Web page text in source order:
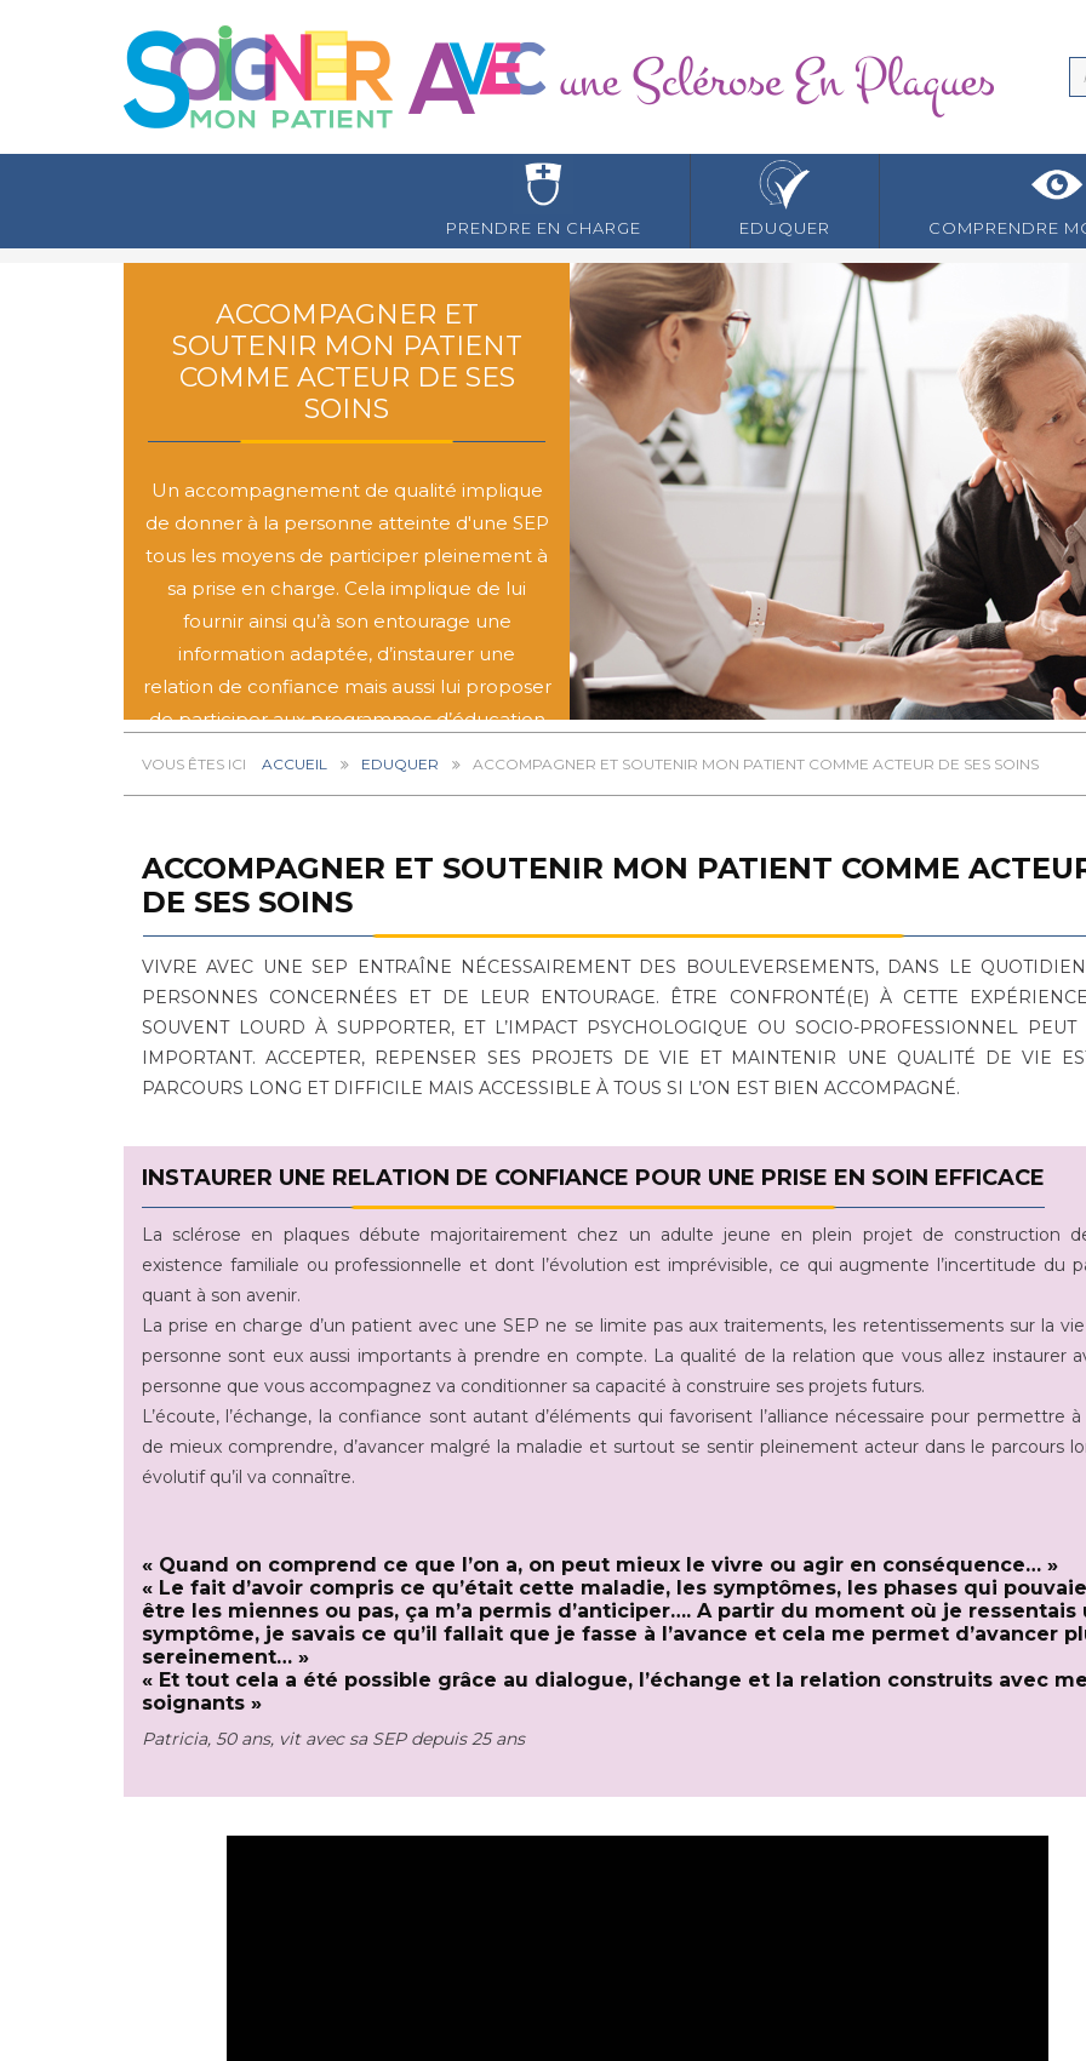
PRENDRE EN CHARGE EDUQUER COMPRENDRE
ACCOMPAGNER ET
SOUTENIR MON PATIENT
COMME ACTEUR DE SES
SOINS
Un accompagnement de qualité implique
de donner à la personne atteinte d'une SEP
tous les moyens de participer pleinement à
sa prise en charge. Cela implique de lui
fournir ainsi qu’à son entourage une
information adaptée, d’instaurer une
relation de confiance mais aussi lui proposer
de participer aux programmes d’éducation
ACCUEIL EDUQUER ACCOMPAGNER ET SOUTENIR MON PATIENT COMME ACTEUR DE SES SOINS
ACCOMPAGNER ET SOUTENIR MON PATIENT COMME
DE SES SOINS
VIVRE AVEC UNE SEP ENTRAÎNE NÉCESSAIREMENT DES BOULEVERSEMENTS, DANS LE
PERSONNES CONCERNÉES ET DE LEUR ENTOURAGE. ÊTRE CONFRONTÉ(E) À CETTE
SOUVENT LOURD À SUPPORTER, ET L’IMPACT PSYCHOLOGIQUE OU SOCIO-PROFESSIONNEL PEUT
IMPORTANT. ACCEPTER, REPENSER SES PROJETS DE VIE ET MAINTENIR UNE QUALITÉ DE VIE
PARCOURS LONG ET DIFFICILE MAIS ACCESSIBLE À TOUS SI L’ON EST BIEN ACCOMPAGNÉ.
INSTAURER UNE RELATION DE CONFIANCE POUR UNE PRISE EN SOIN EFFICACE
La sclérose en plaques débute majoritairement chez un adulte jeune en plein projet de construction
existence familiale ou professionnelle et dont l’évolution est imprévisible, ce qui augmente l’incertitude du
quant à son avenir.
La prise en charge d’un patient avec une SEP ne se limite pas aux traitements, les retentissements sur la
personne sont eux aussi importants à prendre en compte. La qualité de la relation que vous allez instaurer
personne que vous accompagnez va conditionner sa capacité à construire ses projets futurs.
L’écoute, l’échange, la confiance sont autant d’éléments qui favorisent l’alliance nécessaire pour permettre
de mieux comprendre, d’avancer malgré la maladie et surtout se sentir pleinement acteur dans le parcours
évolutif qu’il va connaître.
« Quand on comprend ce que l’on a, on peut mieux le vivre ou agir en conséquence… »
« Le fait d’avoir compris ce qu’était cette maladie, les symptômes, les phases qui
être les miennes ou pas, ça m’a permis d’anticiper…. A partir du moment où je ressentais
symptôme, je savais ce qu’il fallait que je fasse à l’avance et cela me permet d’avancer
sereinement… »
« Et tout cela a été possible grâce au dialogue, l’échange et la relation construits avec
soignants »
Patricia, 50 ans, vit avec sa SEP depuis 25 ans
ME FORMER À L’ETP
ETP, LE POINT DE VUE DU
ME FORMER